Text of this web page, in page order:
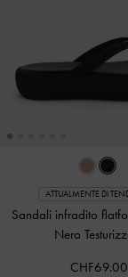
ATTUALMENTE DI
Sandali infradito
Nero
CHF69.00